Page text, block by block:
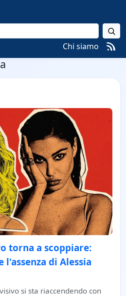
Chi siamo
torna a scoppiare:
l'assenza di Alessia
si sta riaccendendo con